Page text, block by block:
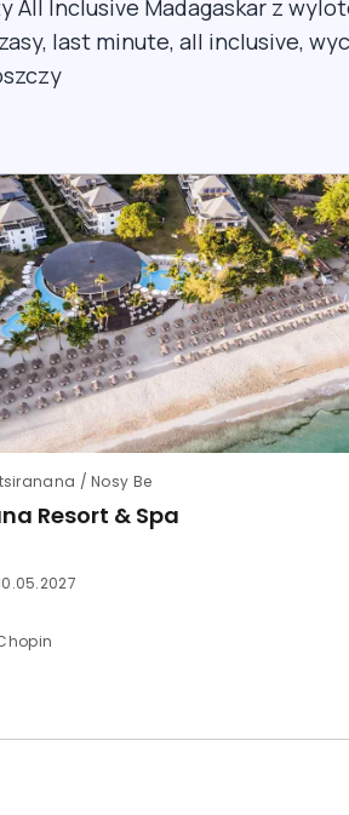
All Inclusive Madagaskar z
last minute, all inclusive,
/ Nosy Be
Resort & Spa